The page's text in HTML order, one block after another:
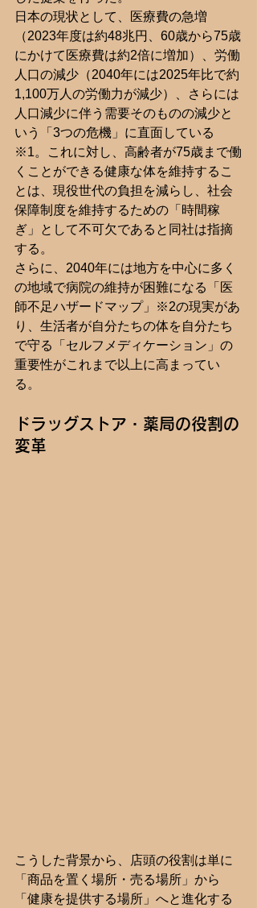
日本の現状として、医療費の急増
（2023年度は約48兆円、60歳から75歳
にかけて医療費は約2倍に増加）、労働
人口の減少（2040年には2025年比で約
1,100万人の労働力が減少）、さらには
人口減少に伴う需要そのものの減少と
いう「3つの危機」に直面している
※1。これに対し、高齢者が75歳まで働
くことができる健康な体を維持するこ
とは、現役世代の負担を減らし、社会
保障制度を維持するための「時間稼
ぎ」として不可欠であると同社は指摘
する。
さらに、2040年には地方を中心に多く
の地域で病院の維持が困難になる「医
師不足ハザードマップ」※2の現実があ
り、生活者が自分たちの体を自分たち
で守る「セルフメディケーション」の
重要性がこれまで以上に高まってい
る。
ドラッグストア・薬局の役割の
変革
こうした背景から、店頭の役割は単に
「商品を置く場所・売る場所」から
「健康を提供する場所」へと進化する